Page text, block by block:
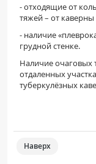
- отходящие от
тяжей – от
- наличие
грудной стенке.
Наличие очаговых
отдаленных
туберкулёзных
Наверх